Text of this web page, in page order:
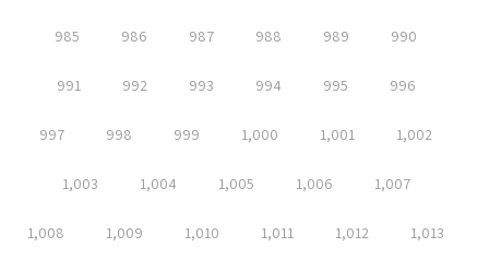
985 986 987 988 989 990
991 992 993 994 995 996
997 998 999 1,000 1,001 1,002
1,003 1,004 1,005 1,006 1,007
1,008 1,009 1,010 1,011 1,012 1,013